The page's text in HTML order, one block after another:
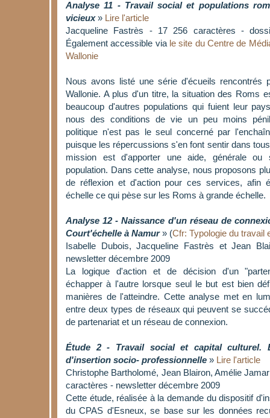
Analyse 11 - Travail social et populations
vicieux» Lire l'article
Jacqueline Fastrès - 17 256 caractères -
Également accessible via le site du Centre de
Wallonie
Nous avons listé une série d'écueils rencontrés
Wallonie. A plus d'un titre, la situation des Roms
beaucoup d'autres populations qui fuient leur
nous des conditions de vie un peu moins
politique n'est pas le seul concerné par
puisque les répercussions s'en font sentir dans
mission est d'apporter une aide, générale
population. Dans cette analyse, nous proposons
de réflexion et d'action pour ces services, afin
échelle ce qui pèse sur les Roms à grande échelle.
Analyse 12 - Naissance d'un réseau de
Court'échelle à Namur» (Cfr: Typologie du travail
Isabelle Dubois, Jacqueline Fastrès et Jean
newsletter décembre 2009
La logique d'action et de décision d'un
échapper à l'autre lorsque seul le but est bien
manières de l'atteindre. Cette analyse met en
entre deux types de réseaux qui peuvent se
de partenariat et un réseau de connexion.
Étude 2 - Travail social et capital culturel.
d'insertion socio- professionnelle » Lire l'article
Christophe Bartholomé, Jean Blairon, Amélie
caractères - newsletter décembre 2009
Cette étude, réalisée à la demande du dispositif
du CPAS d'Esneux, se base sur les données